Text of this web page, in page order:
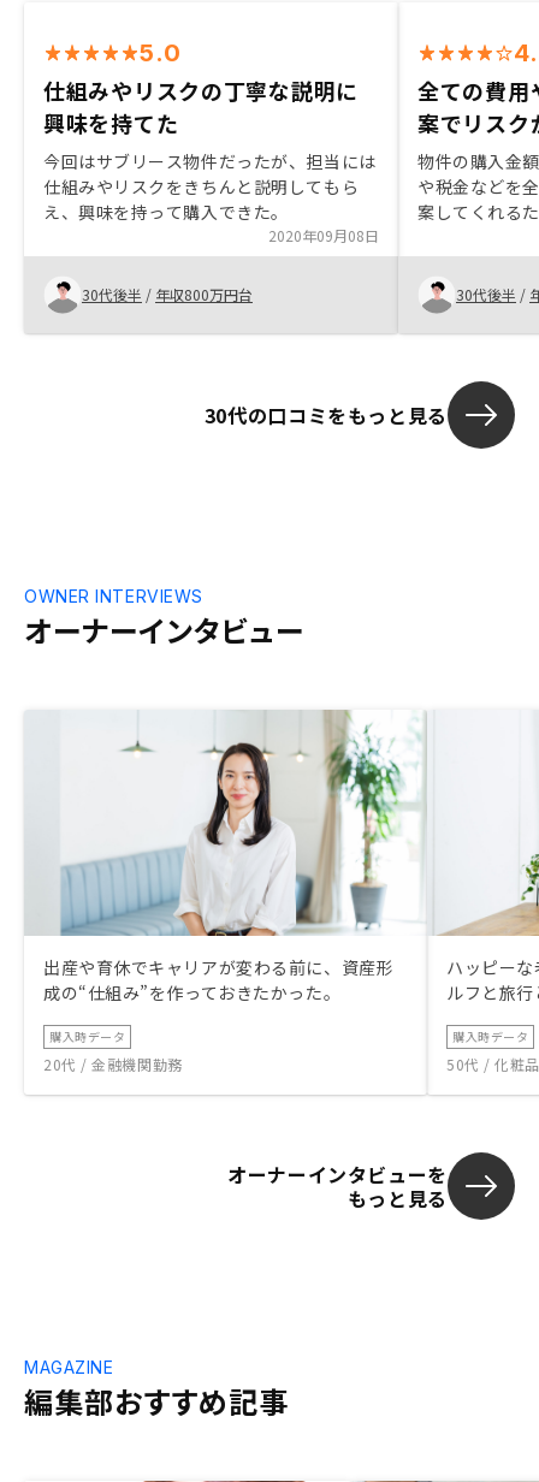
5.0
仕組みやリスクの丁寧な説明に
興味を持てた
今回はサブリース物件だったが、担当には
仕組みやリスクをきちんと説明してもら
え、興味を持って購入できた。
2020年09月08日
30代後半 / 年収800万円台
全ての費用
案でリスク
物件の購入金
や税金などを
案してくれる
産投資全般に
は、不明点や
先回りして説
がおける印象
も先回りをし
れば、より不
きると思いま
30代後半 /
30代の口コミをもっと見る
オーナーインタビュー
OWNER INTERVIEWS
出産や育休でキャリアが変わる前に、資産形
成の“仕組み”を作っておきたかった。
購入時データ
20代 / 金融機関勤務
ハッピー
ルフと旅
購入時データ
50代 / 化粧
オーナーインタビューを
もっと見る
編集部おすすめ記事
MAGAZINE